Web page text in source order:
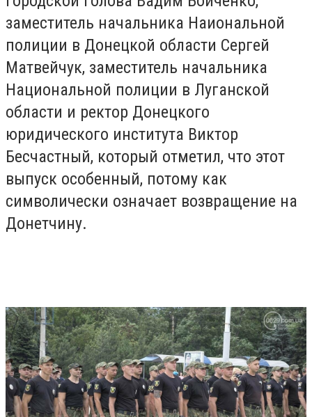
заместитель начальника Наиональной
полиции в Донецкой области Сергей
Матвейчук, заместитель начальника
Национальной полиции в Луганской
области и ректор Донецкого
юридического института Виктор
Бесчастный, который отметил, что этот
выпуск особенный, потому как
символически означает возвращение на
Донетчину.